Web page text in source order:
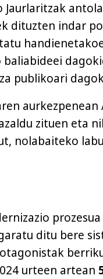
Jaurlaritzak
dituzten indar
publikoari
aurkezpenean
zituen eta
nolabaiteko
prozesua
ditu bere
urteen artean